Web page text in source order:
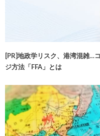
[PR]地政学リスク、港湾混雑…
ジ方法「FFA」とは